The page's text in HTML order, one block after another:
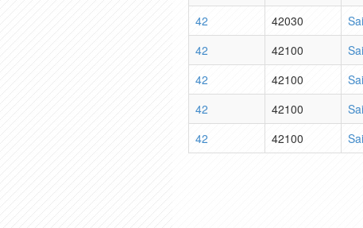
42
42030
42
42100
42
42100
42
42100
42
42100